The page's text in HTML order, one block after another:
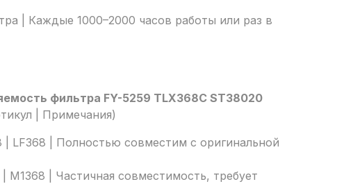
| Каждые 1000–2000 часов работы или раз в
фильтра FY-5259 TLX368C ST38020
| Примечания)
| LF368 | Полностью совместим с оригинальной
M1368 | Частичная совместимость, требует